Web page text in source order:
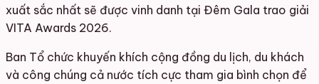
xuất sắc nhất sẽ được vinh danh tại Đêm Gala trao giải
VITA Awards 2026.
Ban Tổ chức khuyến khích cộng đồng du lịch, du khách
và công chúng cả nước tích cực tham gia bình chọn để